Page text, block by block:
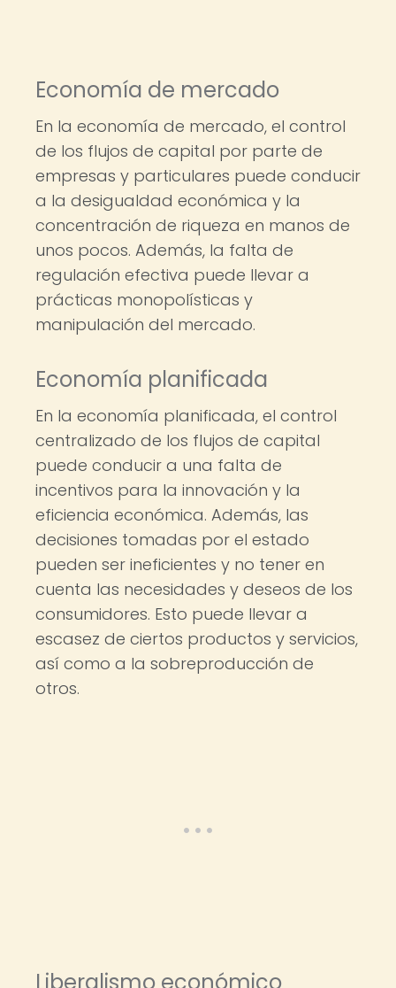
Economía de mercado
En la economía de mercado, el control
de los flujos de capital por parte de
empresas y particulares puede conducir
a la desigualdad económica y la
concentración de riqueza en manos de
unos pocos. Además, la falta de
regulación efectiva puede llevar a
prácticas monopolísticas y
manipulación del mercado.
Economía planificada
En la economía planificada, el control
centralizado de los flujos de capital
puede conducir a una falta de
incentivos para la innovación y la
eficiencia económica. Además, las
decisiones tomadas por el estado
pueden ser ineficientes y no tener en
cuenta las necesidades y deseos de los
consumidores. Esto puede llevar a
escasez de ciertos productos y servicios,
así como a la sobreproducción de
otros.